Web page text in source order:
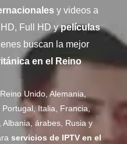
y videos a
HD, Full HD ypelículas
buscan la mejor
en el Reino
Reino Unido, Alemania,
Portugal, Italia, Francia,
Albania, árabes, Rusia y
servicios de IPTV en el